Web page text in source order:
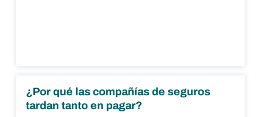
¿Por qué las compañías de seguros
tardan tanto en pagar?